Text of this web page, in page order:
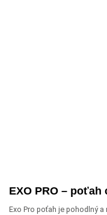
EXO PRO –
Exo Pro poťah je pohodlný